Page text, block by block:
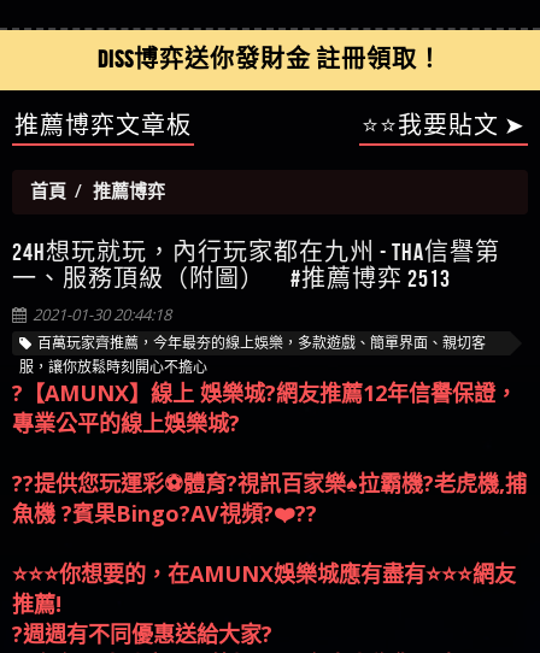
本文教你如何拿回被騙資金
是詐騙 M.L.Edge是詐騙嗎 【M.L.Edge】M.L.Edge無法出
金 被M.L.Edge詐騙的錢一招拿回
費討回資金賴zg369】Robinhood是詐騙嗎 Robinhood是
不是詐騙 Robinhood是真的嗎 被Robinhood詐騙的錢怎
麼辦 本文教你如何拿回被騙資金
【其他問題】FLTO詐騙持續收割國人中【免費討回
資金賴zg369】FLTO是詐騙嗎 FLTO是不是詐騙 FLTO是
真的嗎 被FLTO詐騙的錢怎麼辦 本文教你如何拿回
被騙資金
【其他問題】 遇詐騙求救賴【zg369】八旬老翁被
ALYWS詐騙家破人亡 ALYWS是真的嗎 ALYWS是不是詐騙
ALYWS是詐騙嗎 （ALYWS）無法出金 請小心群組暗椿
【其他問題】 一招教你揭秘新型詐騙手法 （受害
者免費援助賴zg369）當當詐騙 當當是不是詐騙 當
利回報被騙的家破人亡
【AVA娛樂城】還會自己做假對話來毀謗欸哈哈哈
【陳順堪】黑網不出金
【黃伊珊】不推薦爛公司
【陳順堪】星匯娛樂城出金幾次後贏錢就不給出
金
【陳順堪】黑網出金幾次後贏了就不出金出
【玩運彩】
【蘇俊曄】所以會出金嗎現在也是一樣的狀況
【侯依揚】廢物喔
DISS博弈送你發財金 註冊領取！
推薦博弈文章板 ⭐⭐我要貼文 ➤
首頁 推薦博弈
24H想玩就玩，內行玩家都在九州 - THA信譽第
一、服務頂級（附圖） #推薦博弈 2513
2021-01-30 20:44:18
百萬玩家齊推薦，今年最夯的線上娛樂，多款遊戲、簡單界面、親切客
服，讓你放鬆時刻開心不擔心
?【AMUNX】線上 娛樂城?網友推薦12年信譽保證，
專業公平的線上娛樂城?
??提供您玩運彩⚽️體育?視訊百家樂♠️拉霸機?老虎機,捕
魚機 ?賓果Bingo?AV視頻?‍❤️‍?‍?
⭐️⭐️⭐️你想要的，在AMUNX娛樂城應有盡有⭐️⭐️⭐️網友
推薦!
?週週有不同優惠送給大家?